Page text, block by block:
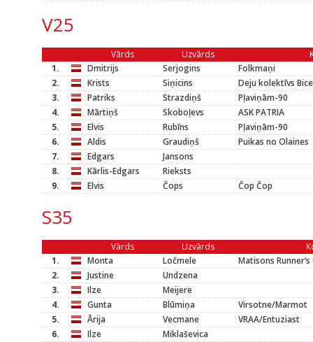
V25
Vārds Uzvārds
1.
Dmitrijs Serjogins
Folkmaņi
2.
Krists Siņicins
Deju kolektīvs
3.
Patriks Strazdiņš
Pļaviņām-90
4.
Mārtiņš Skoboļevs
ASK PATRIA
5.
Elvis Rubīns
Pļaviņām-90
6.
Aldis Graudiņš
Puikas no Olaines
7.
Edgars
Jansons
8.
Kārlis-Edgars
Rieksts
9.
Elvis Čops Čop Čop
S35
Vārds Uzvārds
1.
Monta Ločmele
Matisons Runner’s
2.
Justine
Undzena
3.
Ilze
Meijere
4.
Gunta Blūmiņa
Virsotne/Marmot
5.
Ārija Vecmane
VRAA/Entuziast
6.
Ilze
Miklaševica